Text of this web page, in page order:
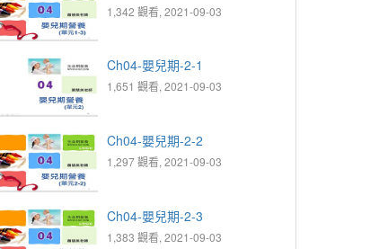
1,342 觀看, 2021-09-03
Ch04-嬰兒期-2-1
1,651 觀看, 2021-09-03
Ch04-嬰兒期-2-2
1,297 觀看, 2021-09-03
Ch04-嬰兒期-2-3
1,383 觀看, 2021-09-03